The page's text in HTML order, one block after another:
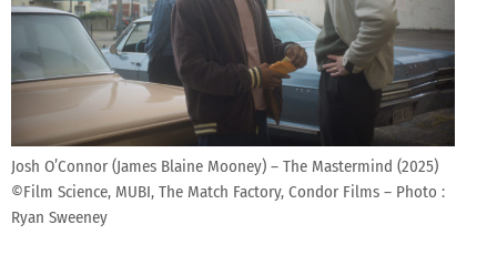
Josh O’Connor (James Blaine Mooney) – The Mastermind (2025)
©Film Science, MUBI, The Match Factory, Condor Films – Photo :
Ryan Sweeney